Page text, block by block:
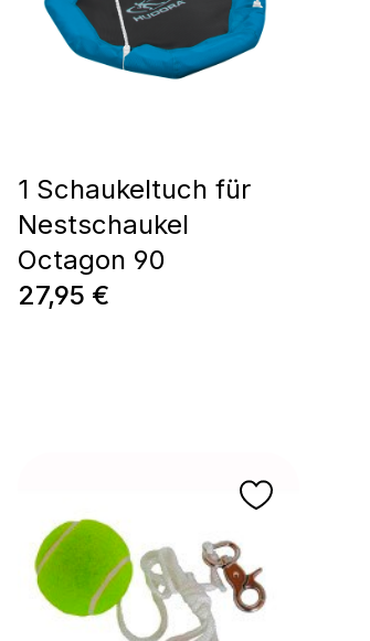
1 Schaukeltuch für
Nestschaukel
Octagon 90
Regulärer Preis:
27,95 €